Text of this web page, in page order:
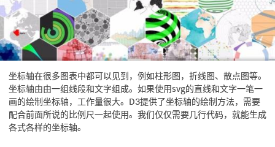
坐标轴在很多图表中都可以见到，例如柱形图，折线图、散点图等。
坐标轴由由一组线段和文字组成。如果使用svg的直线和文字一笔一
画的绘制坐标轴，工作量很大。D3提供了坐标轴的绘制方法，需要
配合前面所说的比例尺一起使用。我们仅仅需要几行代码，就能生成
各式各样的坐标轴。